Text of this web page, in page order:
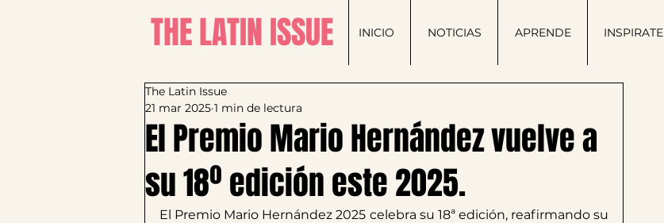
THE LATIN ISSUE INICIO NOTICIAS APRENDE INSPIRATE
El Premio Mario Hernández vuelve a
su 18º edición este 2025.
The Latin Issue
21 mar 2025 1 min de lectura
​El Premio Mario Hernández 2025 celebra su 18ª edición, reafirmando su